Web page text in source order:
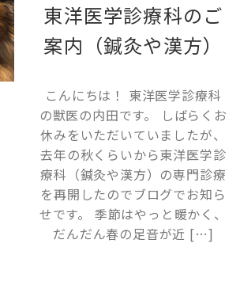
東洋医学診療科のご
案内（鍼灸や漢方）
こんにちは！ 東洋医学診療科
の獣医の内田です。 しばらくお
休みをいただいていましたが、
去年の秋くらいから東洋医学診
療科（鍼灸や漢方）の専門診療
を再開したのでブログでお知ら
せです。 季節はやっと暖かく、
だんだん春の足音が近 […]